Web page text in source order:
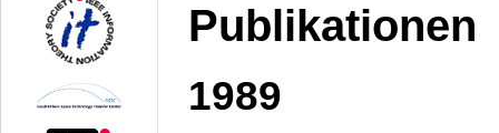
Publikationen
1989